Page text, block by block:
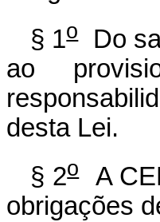
§ 1oDo
ao
desta Lei.
§ 2oA
obrigações